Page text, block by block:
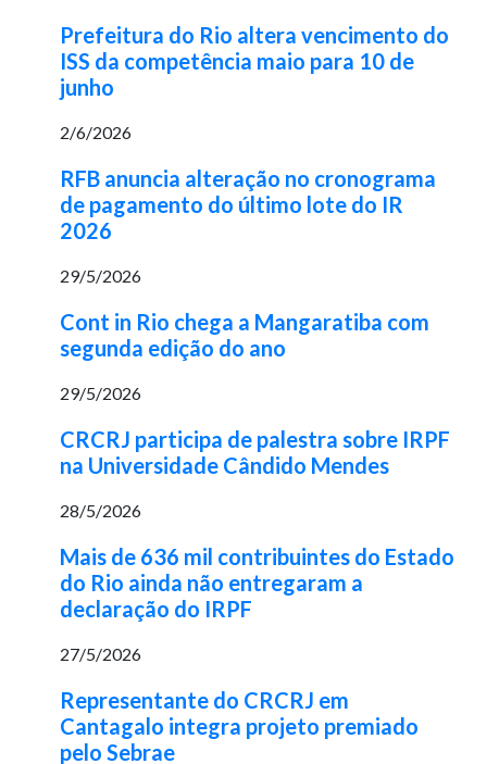
Prefeitura do Rio altera vencimento do
ISS da competência maio para 10 de
junho
2/6/2026
RFB anuncia alteração no cronograma
de pagamento do último lote do IR
2026
29/5/2026
Cont in Rio chega a Mangaratiba com
segunda edição do ano
29/5/2026
CRCRJ participa de palestra sobre IRPF
na Universidade Cândido Mendes
28/5/2026
Mais de 636 mil contribuintes do Estado
do Rio ainda não entregaram a
declaração do IRPF
27/5/2026
Representante do CRCRJ em
Cantagalo integra projeto premiado
pelo Sebrae